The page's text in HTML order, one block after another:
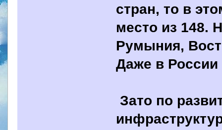
стран, то в
место из 148.
Румыния,
Даже в России
Зато по